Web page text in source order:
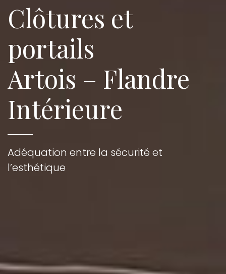
Clôtures et
portails
Artois – Flandre
Intérieure
Adéquation entre la sécurité et
l’esthétique